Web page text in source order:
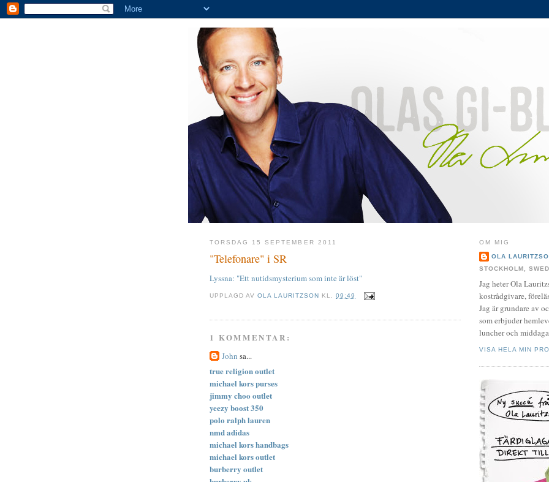
TORSDAG 15 SEPTEMBER 2011
"Telefonare" i SR
Lyssna: "Ett nutidsmysterium som inte är löst"
UPPLAGD AVOLA LAURITZSON KL.09:49
1 KOMMENTAR:
John sa...
true religion outlet
michael kors purses
jimmy choo outlet
yeezy boost 350
polo ralph lauren
nmd adidas
michael kors handbags
michael kors outlet
burberry outlet
OM MIG
OLA
STOCKHOLM,
Jag heter Ola
kostrådgivare,
Jag är grundare av
som erbjuder
luncher och
VISA HELA MIN